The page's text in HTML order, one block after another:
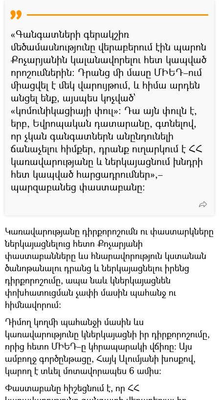
«Գանգատների գերակշիռ
մեծամասնությունը վերաբերում էին պարոն
Քոչարյանին կալանավորելու հետ կապված
որոշումներին։ Դրանց մի մասը ՄԻԵԴ–ում
միացվել է մեկ վարույթում, և հիմա արդեն
անցել ենք, այսպես կոչված`
«կոմունիկացիայի փուլ»։ Դա այն փուլն է,
երբ, Եվրոպական դատարանը, գտնելով,
որ չկան գանգատներն անընդունելի
ճանաչելու հիմքեր, դրանք ուղարկում է ՀՀ
կառավարությանը և ներկայացնում խնդրի
հետ կապված հարցադրումներ»,–
պարզաբանեց փաստաբանը։
Կառավարությանը դիրքորոշումն ու փաստարկները
ներկայացնելուց հետո Քոչարյանի
փաստաբանները ևս հնարավորություն կստանան
ծանոթանալու դրանց և ներկայացնելու իրենց
դիրքորոշումը, ապա նաև կներկայացնեն
փոխհատուցման չափի մասին պահանջ ու
հիմնավորում։
Դիմող կողմի պահանջի մասին ևս
կառավարությունը կներկայացնի իր դիրքորոշումը,
որից հետո ՄԻԵԴ–ը կհրապարակի վճիռը։ Այս
ամբողջ գործընթացը, Հայկ Ալումյանի խոսքով,
կարող է տևել մոտավորապես 6 ամիս։
Փաստաբանը հիշեցնում է, որ ՀՀ